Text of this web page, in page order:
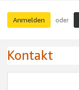
Anmelden oder
Kontakt